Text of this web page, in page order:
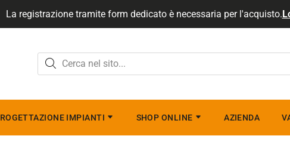
La registrazione tramite form dedicato è necessaria per l'acquisto.
IMPIANTI SHOP ONLINE AZIENDA